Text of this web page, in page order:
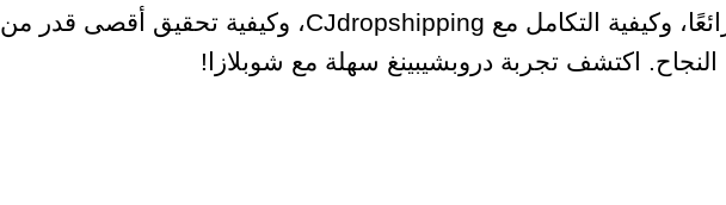
Shoplazza خيارًا رائعًا، وكيفية التكامل مع CJdropshipping، وكيفية تحقيق أقصى قدر من
النجاح. اكتشف تجربة دروبشيبينغ سهلة مع شوبلازا!